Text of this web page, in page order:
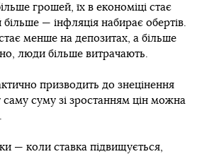
грошей, їх в економіці стає
— інфляція набирає обертів.
менше на депозитах, а більше
люди більше витрачають.
призводить до знецінення
саму суму зі зростанням цін можна
— коли ставка підвищується,